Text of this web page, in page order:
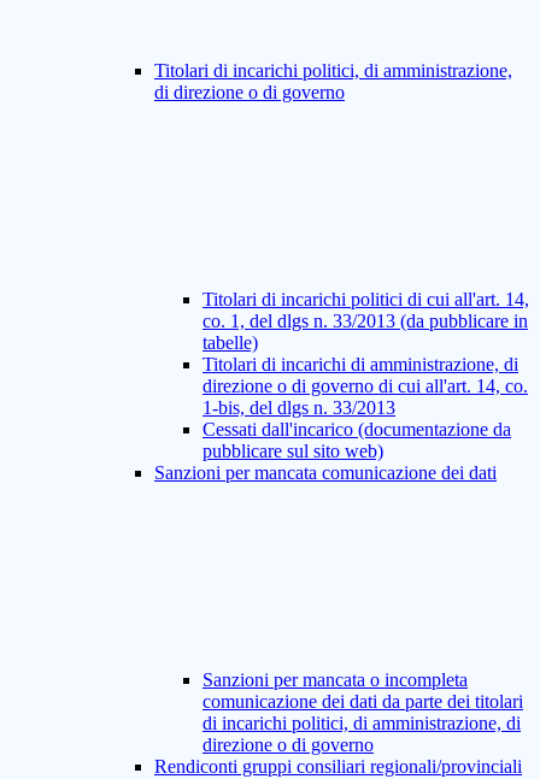
Titolari di incarichi politici, di amministrazione,
di direzione o di governo
Titolari di incarichi politici di cui all'art. 14,
co. 1, del dlgs n. 33/2013 (da pubblicare in
tabelle)
Titolari di incarichi di amministrazione, di
direzione o di governo di cui all'art. 14, co.
1-bis, del dlgs n. 33/2013
Cessati dall'incarico (documentazione da
pubblicare sul sito web)
Sanzioni per mancata comunicazione dei dati
Sanzioni per mancata o incompleta
comunicazione dei dati da parte dei titolari
di incarichi politici, di amministrazione, di
direzione o di governo
Rendiconti gruppi consiliari regionali/provinciali